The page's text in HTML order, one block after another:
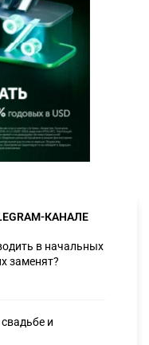
КАНАЛЕ
в начальных
заменят?
и